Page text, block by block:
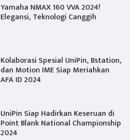
Yamaha NMAX 160 VVA 2024!
Elegansi, Teknologi Canggih
Kolaborasi Spesial UniPin, Bstation,
dan Motion IME Siap Meriahkan
AFA ID 2024
UniPin Siap Hadirkan Keseruan di
Point Blank National Championship
2024